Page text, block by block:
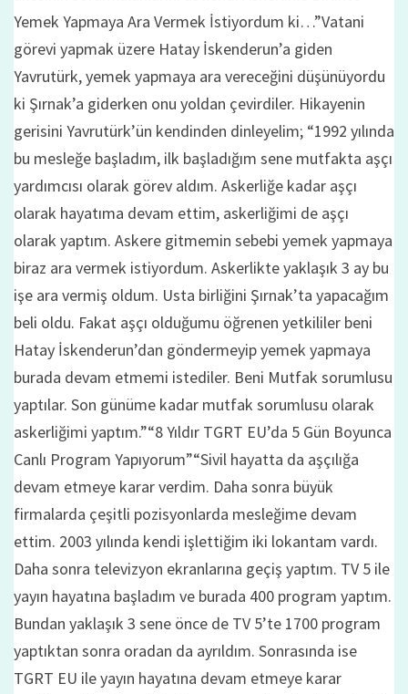
Yemek Yapmaya Ara Vermek İstiyordum ki…”Vatani
görevi yapmak üzere Hatay İskenderun’a giden
Yavrutürk, yemek yapmaya ara vereceğini düşünüyordu
ki Şırnak’a giderken onu yoldan çevirdiler. Hikayenin
gerisini Yavrutürk’ün kendinden dinleyelim; “1992 yılında
bu mesleğe başladım, ilk başladığım sene mutfakta aşçı
yardımcısı olarak görev aldım. Askerliğe kadar aşçı
olarak hayatıma devam ettim, askerliğimi de aşçı
olarak yaptım. Askere gitmemin sebebi yemek yapmaya
biraz ara vermek istiyordum. Askerlikte yaklaşık 3 ay bu
işe ara vermiş oldum. Usta birliğini Şırnak’ta yapacağım
beli oldu. Fakat aşçı olduğumu öğrenen yetkililer beni
Hatay İskenderun’dan göndermeyip yemek yapmaya
burada devam etmemi istediler. Beni Mutfak sorumlusu
yaptılar. Son günüme kadar mutfak sorumlusu olarak
askerliğimi yaptım.”“8 Yıldır TGRT EU’da 5 Gün Boyunca
Canlı Program Yapıyorum”“Sivil hayatta da aşçılığa
devam etmeye karar verdim. Daha sonra büyük
firmalarda çeşitli pozisyonlarda mesleğime devam
ettim. 2003 yılında kendi işlettiğim iki lokantam vardı.
Daha sonra televizyon ekranlarına geçiş yaptım. TV 5 ile
yayın hayatına başladım ve burada 400 program yaptım.
Bundan yaklaşık 3 sene önce de TV 5’te 1700 program
yaptıktan sonra oradan da ayrıldım. Sonrasında ise
TGRT EU ile yayın hayatına devam etmeye karar